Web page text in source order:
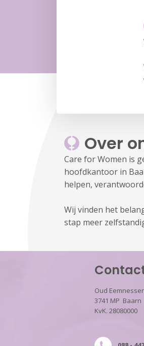
Over
Care for Women is
hoofdkantoor in
helpen,
Wij vinden het
stap meer
Oud
3741 MP Baarn
KvK. 28080000